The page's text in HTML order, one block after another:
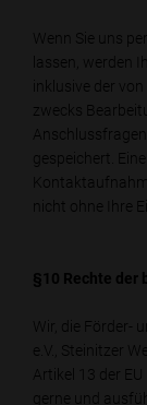
Wenn Sie uns
lassen, werden
inklusive der
zwecks
gespeichert.
nicht ohne Ihre
§10 Rechte der
Wir, die Förder-
e.V., Steinitzer
Artikel 13 der
gerne und